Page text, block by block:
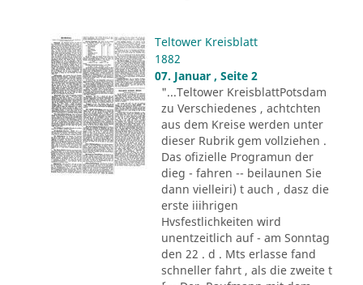
Teltower Kreisblatt
1882
07. Januar , Seite 2
"...Teltower KreisblattPotsdam
zu Verschiedenes , achtchten
aus dem Kreise werden unter
dieser Rubrik gem vollziehen .
Das ofizielle Programun der
dieg - fahren -- beilaunen Sie
dann vielleiri) t auch , dasz die
erste iiihrigen
Hvsfestlichkeiten wird
unentzeitlich auf - am Sonntag
den 22 . d . Mts erlasse fand
schneller fahrt , als die zweite t